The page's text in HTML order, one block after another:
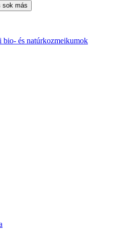
bio- és natúrkozmeikumok